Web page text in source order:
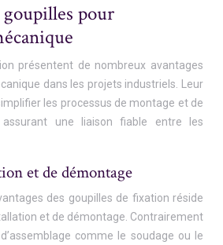
goupilles pour
présentent de nombreux avantages
dans les projets industriels. Leur
les processus de montage et de
une liaison fiable entre les
et de démontage
des goupilles de fixation réside
et de démontage. Contrairement
comme le soudage ou le